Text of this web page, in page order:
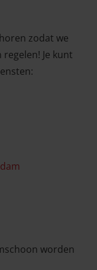
zodat we
Je kunt
worden